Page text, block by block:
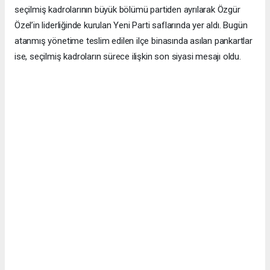
seçilmiş kadrolarının büyük bölümü partiden ayrılarak Özgür
Özel’in liderliğinde kurulan Yeni Parti saflarında yer aldı. Bugün
atanmış yönetime teslim edilen ilçe binasında asılan pankartlar
ise, seçilmiş kadroların sürece ilişkin son siyasi mesajı oldu.